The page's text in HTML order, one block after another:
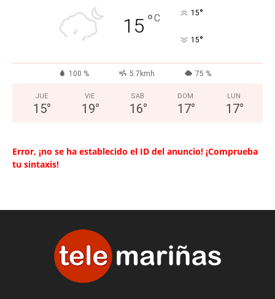
15 °C 15°
15°
100 % 5.7kmh 75 %
JUE
15°
VIE
19°
SAB
16°
DOM
17°
LUN
17°
Error, ¡no se ha establecido el ID del anuncio! ¡Comprueba
tu sintaxis!